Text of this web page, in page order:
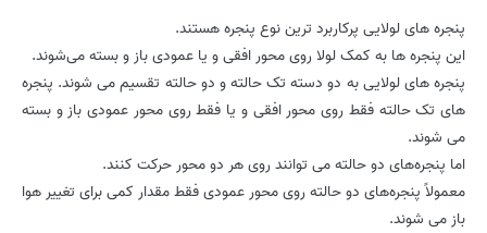
پنجره های لولایی پرکاربرد ترین نوع پنجره هستند.
این پنجره ها به کمک لولا روی محور افقی و یا عمودی باز و بسته می‌شوند.
پنجره های لولایی به دو دسته تک حالته و دو حالته تقسیم می شوند. پنجره
های تک حالته فقط روی محور افقی و یا فقط روی محور عمودی باز و بسته
می شوند.
اما پنجره‌های دو حالته می توانند روی هر دو محور حرکت کنند.
معمولاً پنجره‌های دو حالته روی محور عمودی فقط مقدار کمی برای تغییر هوا
باز می شوند.